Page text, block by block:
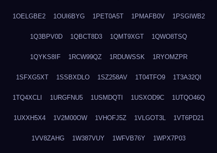
1OELGBE2 1OUI6BYG 1PET0A5T 1PMAFB0V 1PSGIWB2
1Q3BPV0D 1QBCT8D3 1QMT9XGT 1QWO8TSQ
1QYKS8IF 1RCW99QZ 1RDUWSSK 1RYOMZPR
1SFXG5XT 1SSBXDLO 1SZ258AV 1T04TFO9 1T3A32QI
1TQ4XCLI 1URGFNU5 1USMDQTI 1USXOD9C 1UTQO46Q
1UXXH5X4 1V2M00OW 1VHOFJ5Z 1VLGOT3L 1VT6PD21
1VV8ZAHG 1W387VUY 1WFVB76Y 1WPX7P03